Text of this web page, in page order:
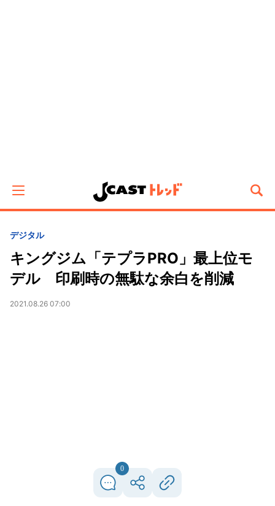
デジタル
キングジム「テプラPRO」最上位モ
デル 印刷時の無駄な余白を削減
2021.08.26 07:00
0